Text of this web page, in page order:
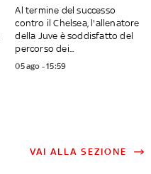
Al termine del successo
contro il Chelsea, l'allenatore
della Juve è soddisfatto del
percorso dei...
05 ago - 15:59
VAI ALLA SEZIONE